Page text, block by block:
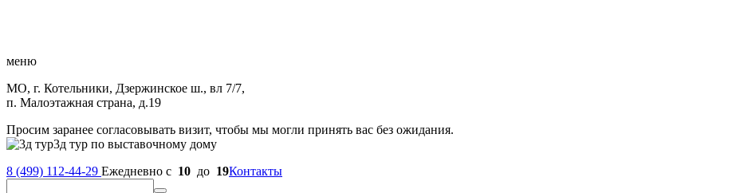
меню
МО, г. Котельники, Дзержинское ш., вл 7/7,
п. Малоэтажная страна, д.19
Просим заранее согласовывать визит, чтобы мы могли принять вас без ожидания.
3д тур по выставочному дому
8 (499) 112-44-29 Ежедневно с 10 до 19Контакты